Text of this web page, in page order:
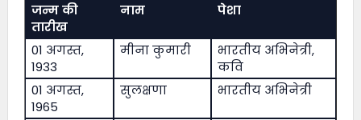
जन्म की
तारीख
नाम पेशा
01 अगस्त,
1933
मीना कुमारी
भारतीय अभिनेत्री,
कवि
01 अगस्त,
1965
सुलक्षणा भारतीय अभिनेत्री